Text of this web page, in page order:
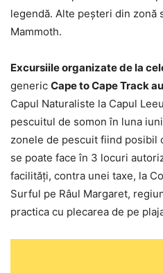
legendă. Alte peșteri din zonă
Mammoth.
Excursiile organizate de la
generic Cape to Cape Track
Capul Naturaliste la Capul
pescuitul de somon în luna
zonele de pescuit fiind posibil
se poate face în 3 locuri
facilități, contra unei taxe, la
Surful pe Râul Margaret,
practica cu plecarea de pe